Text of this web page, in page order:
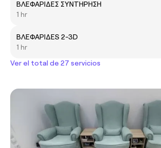
ΒΛΕΦΑΡΙΔΕΣ ΣΥΝΤΗΡΗΣΗ
1 hr
ΒΛΕΦΑΡΙΔΕS 2-3D
1 hr
Ver el total de 27 servicios